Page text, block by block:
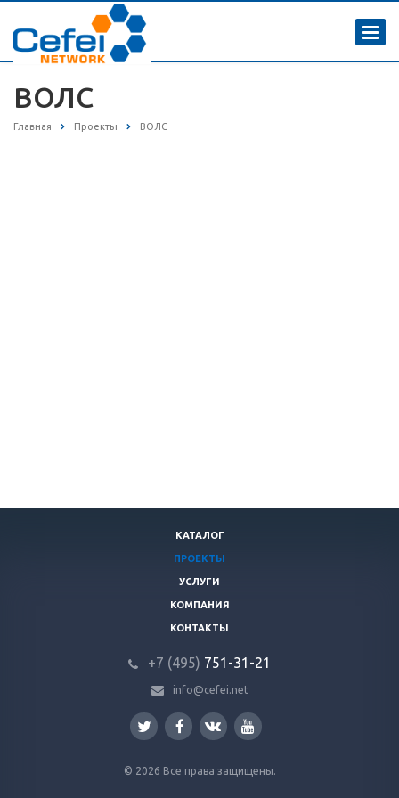
ВОЛС
Главная Проекты ВОЛС
КАТАЛОГ
ПРОЕКТЫ
УСЛУГИ
КОМПАНИЯ
КОНТАКТЫ
+7 (495) 751-31 -21
info@cefei.net
© 2026 Все права защищены.